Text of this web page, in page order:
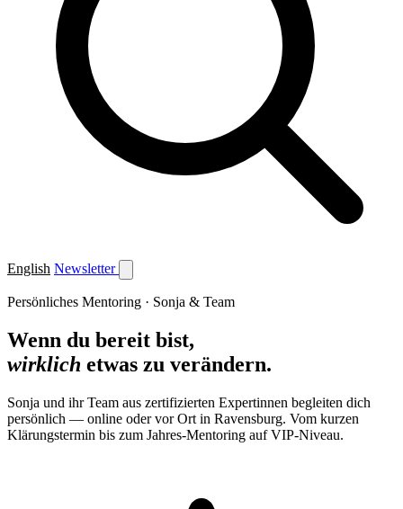
English Newsletter
Persönliches Mentoring · Sonja & Team
Wenn du bereit bist,
wirklich etwas zu verändern.
Sonja und ihr Team aus zertifizierten Expertinnen begleiten dich
persönlich — online oder vor Ort in Ravensburg. Vom kurzen
Klärungstermin bis zum Jahres-Mentoring auf VIP-Niveau.